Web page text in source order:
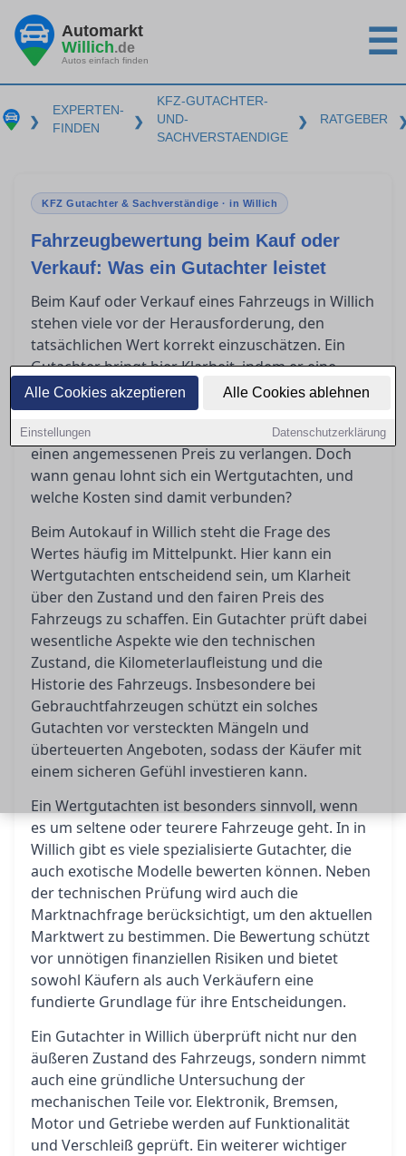
Alle Cookies akzeptieren Alle Cookies ablehnen
Einstellungen Datenschutzerklärung
Automarkt
Willich.de
Autos einfach finden ☰
❯
EXPERTEN-
FINDEN
❯
KFZ-GUTACHTER-
UND-
SACHVERSTAENDIGE
❯ RATGEBER
KFZ Gutachter & Sachverständige · in Willich
Fahrzeugbewertung beim Kauf oder
Verkauf: Was ein Gutachter leistet
Beim Kauf oder Verkauf eines Fahrzeugs in Willich
stehen viele vor der Herausforderung, den
tatsächlichen Wert korrekt einzuschätzen. Ein
Gutachter bringt hier Klarheit, indem er eine
präzise Fahrzeugbewertung vornimmt. Solch ein
Gutachten bewahrt Käufer vor bösen
Überraschungen und gibt Verkäufern Sicherheit,
einen angemessenen Preis zu verlangen. Doch
wann genau lohnt sich ein Wertgutachten, und
welche Kosten sind damit verbunden?
Beim Autokauf in Willich steht die Frage des
Wertes häufig im Mittelpunkt. Hier kann ein
Wertgutachten entscheidend sein, um Klarheit
über den Zustand und den fairen Preis des
Fahrzeugs zu schaffen. Ein Gutachter prüft dabei
wesentliche Aspekte wie den technischen
Zustand, die Kilometerlaufleistung und die
Historie des Fahrzeugs. Insbesondere bei
Gebrauchtfahrzeugen schützt ein solches
Gutachten vor versteckten Mängeln und
überteuerten Angeboten, sodass der Käufer mit
einem sicheren Gefühl investieren kann.
Ein Wertgutachten ist besonders sinnvoll, wenn
es um seltene oder teurere Fahrzeuge geht. In in
Willich gibt es viele spezialisierte Gutachter, die
auch exotische Modelle bewerten können. Neben
der technischen Prüfung wird auch die
Marktnachfrage berücksichtigt, um den aktuellen
Marktwert zu bestimmen. Die Bewertung schützt
vor unnötigen finanziellen Risiken und bietet
sowohl Käufern als auch Verkäufern eine
fundierte Grundlage für ihre Entscheidungen.
Ein Gutachter in Willich überprüft nicht nur den
äußeren Zustand des Fahrzeugs, sondern nimmt
auch eine gründliche Untersuchung der
mechanischen Teile vor. Elektronik, Bremsen,
Motor und Getriebe werden auf Funktionalität
und Verschleiß geprüft. Ein weiterer wichtiger